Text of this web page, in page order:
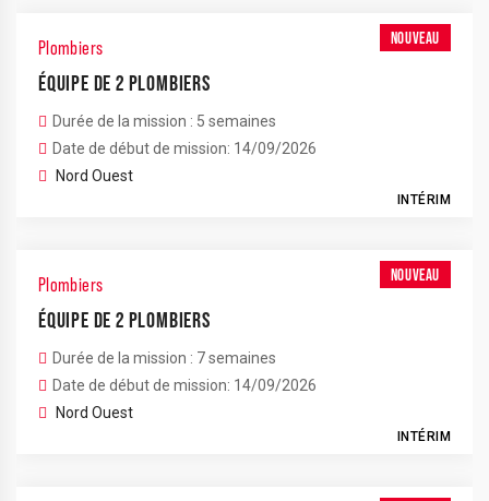
NOUVEAU
Plombiers
ÉQUIPE DE 2 PLOMBIERS
Durée de la mission : 5 semaines
Date de début de mission: 14/09/2026
Nord Ouest
INTÉRIM
NOUVEAU
Plombiers
ÉQUIPE DE 2 PLOMBIERS
Durée de la mission : 7 semaines
Date de début de mission: 14/09/2026
Nord Ouest
INTÉRIM